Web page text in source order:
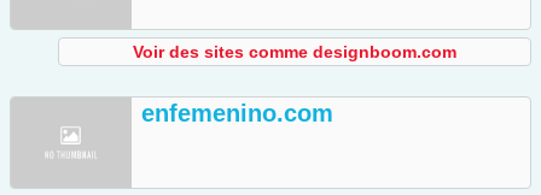
Voir des sites comme designboom.com
enfemenino.com